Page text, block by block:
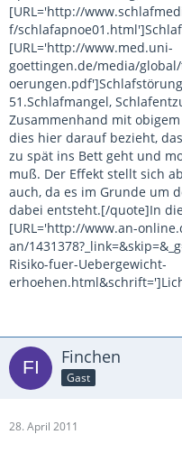
[URL='http://
f/
[URL='http://www.med.uni-
goettingen.de/media/
51.Schlafmangel,
Zusammenhand mit
dies hier darauf bezieht,
zu spät ins Bett geht und
muß. Der Effekt stellt sich
auch, da es im Grunde um
dabei entsteht.[/quote]In
[URL='http://www.an-
an/
Risiko-fuer-Uebergewicht-
Finchen
Gast
28. April 2011